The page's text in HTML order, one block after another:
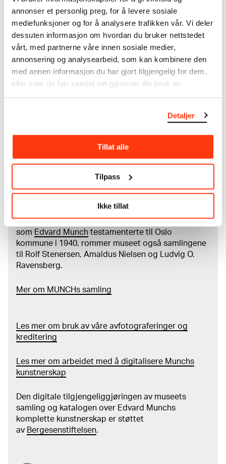
annonser et personlig preg, for å levere sosiale
mediefunksjoner og for å analysere trafikken vår. Vi deler
dessuten informasjon om hvordan du bruker nettstedet
vårt, med partnerne våre innen sosiale medier,
annonsering og analysearbeid, som kan kombinere den
med annen informasjon du har gjort tilgjengelig for dem,
eller som de har samlet inn gjennom din bruk av
tjenestene deres.
Detaljer
Tillat alle
Tilpass
Ikke tillat
Kreditering
Munchmuseet
Lampe, Angela og Clément Chéroux (ed.), Edvard
Munch. The Modern Eye / Edvard Munch. Der Moderne
Blick / Edvard Munch. L'oeil moderne, utst.kat. Tate
Modern, London 2012 / Schirn Kunsthalle, Frankfurt
2012 / Centre Pompidou, Paris 2011, kat.nr. 96
kunstnerskap. Verkskatalogen utbedres jevnlig i
samsvar med den nyeste forskningen. Vi tar
forbehold om at feil kan forekomme.
museumsobjekter, inkludert nærmere 27 000 unike
kunstverk. I tillegg til den ekstraordinære samlingen
som Edvard Munch testamenterte til Oslo
kommune i 1940, rommer museet også samlingene
til Rolf Stenersen, Amaldus Nielsen og Ludvig O.
Ravensberg.
Mer om MUNCHs samling
Les mer om bruk av våre avfotograferinger og
kreditering
Les mer om arbeidet med å digitalisere Munchs
kunstnerskap
Den digitale tilgjengeliggjøringen av museets
samling og katalogen over Edvard Munchs
komplette kunstnerskap er støttet
av Bergesenstiftelsen.